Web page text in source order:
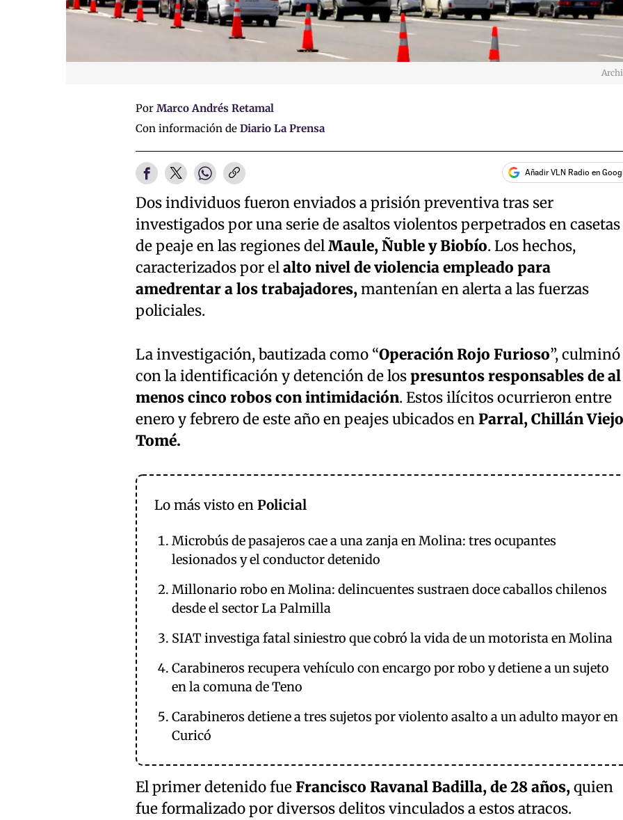
Por Marco Andrés Retamal
Con información de Diario La Prensa
Añadir VLN Radio en
Dos individuos fueron enviados a prisión preventiva tras ser
investigados por una serie de asaltos violentos perpetrados en casetas
de peaje en las regiones delMaule, Ñuble y Biobío. Los hechos,
caracterizados por elalto nivel de violencia empleado para
amedrentar a los trabajadores,mantenían en alerta a las fuerzas
policiales.
La investigación, bautizada como “Operación Rojo Furioso”, culminó
con la identificación y detención de lospresuntos responsables de al
menos cinco robos con intimidación. Estos ilícitos ocurrieron entre
enero y febrero de este año en peajes ubicados enParral, Chillán
Tomé.
Lo más visto en Policial
Microbús de pasajeros cae a una zanja en Molina: tres ocupantes
lesionados y el conductor detenido
Millonario robo en Molina: delincuentes sustraen doce caballos chilenos
desde el sector La Palmilla
SIAT investiga fatal siniestro que cobró la vida de un motorista en Molina
Carabineros recupera vehículo con encargo por robo y detiene a un sujeto
en la comuna de Teno
Carabineros detiene a tres sujetos por violento asalto a un adulto mayor en
Curicó
El primer detenido fueFrancisco Ravanal Badilla, de 28 años,quien
fue formalizado por diversos delitos vinculados a estos atracos.